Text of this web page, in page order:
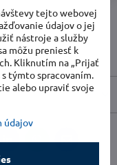
LinkedInWhatsApp
E-
tejto webovej
údajov o jej
nástroje a služby
môžu preniesť k
Kliknutím na „Prijať
týmto spracovaním.
alebo upraviť svoje
údajov